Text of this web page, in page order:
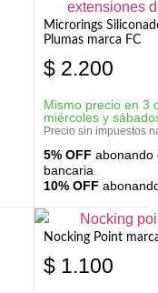
Microrings
Plumas marca FC
$ 2.200
Mismo precio en 3
miércoles y
Precio sin impuestos
5% OFF abonando
bancaria
10% OFF
Nocking Point
$ 1.100